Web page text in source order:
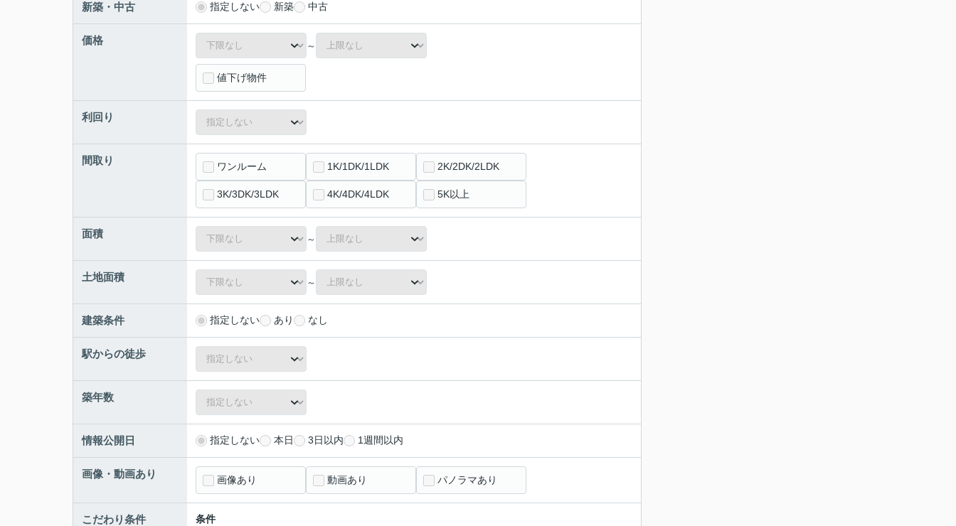
新築・中古 指定しない 新築 中古
価格 ～
値下げ物件
利回り
間取り ワンルーム 1K/1DK/1LDK 2K/2DK/2LDK
3K/3DK/3LDK 4K/4DK/4LDK 5K以上
面積 ～
土地面積 ～
建築条件 指定しない あり なし
駅からの徒歩
築年数
情報公開日 指定しない 本日 3日以内 1週間以内
画像・動画あり 画像あり 動画あり パノラマあり
こだわり条件 条件